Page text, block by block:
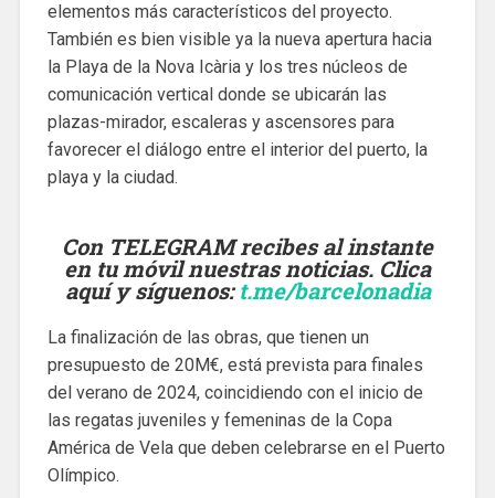
elementos más característicos del proyecto.
También es bien visible ya la nueva apertura hacia
la Playa de la Nova Icària y los tres núcleos de
comunicación vertical donde se ubicarán las
plazas-mirador, escaleras y ascensores para
favorecer el diálogo entre el interior del puerto, la
playa y la ciudad.
Con TELEGRAM recibes al instante
en tu móvil nuestras noticias. Clica
aquí y síguenos:t.me/barcelonadia
La finalización de las obras, que tienen un
presupuesto de 20M€, está prevista para finales
del verano de 2024, coincidiendo con el inicio de
las regatas juveniles y femeninas de la Copa
América de Vela que deben celebrarse en el Puerto
Olímpico.